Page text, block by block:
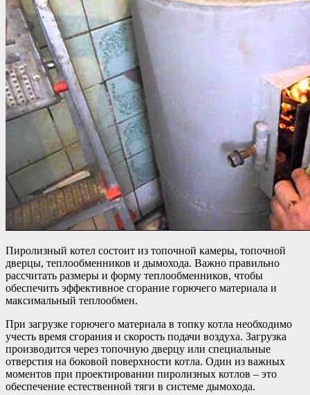
Пиролизный котел состоит из топочной камеры, топочной
дверцы, теплообменников и дымохода. Важно правильно
рассчитать размеры и форму теплообменников, чтобы
обеспечить эффективное сгорание горючего материала и
максимальный теплообмен.
При загрузке горючего материала в топку котла необходимо
учесть время сгорания и скорость подачи воздуха. Загрузка
производится через топочную дверцу или специальные
отверстия на боковой поверхности котла. Один из важных
моментов при проектировании пиролизных котлов – это
обеспечение естественной тяги в системе дымохода.